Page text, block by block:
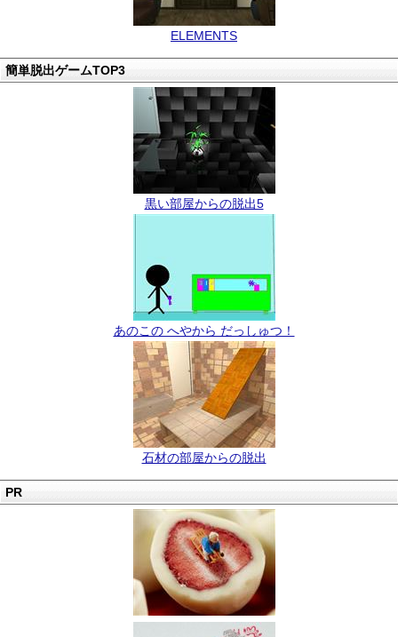
ELEMENTS
簡単脱出ゲームTOP3
黒い部屋からの脱出5
あのこの へやから だっしゅつ！
石材の部屋からの脱出
PR